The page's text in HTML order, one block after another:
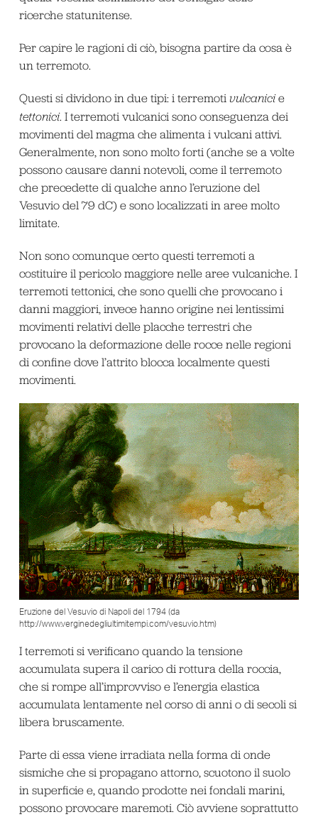
ricerche statunitense.
Per capire le ragioni di ciò, bisogna partire da cosa è
un terremoto.
Questi si dividono in due tipi: i terremoti vulcanicie
tettonici. I terremoti vulcanici sono conseguenza dei
movimenti del magma che alimenta i vulcani attivi.
Generalmente, non sono molto forti (anche se a volte
possono causare danni notevoli, come il terremoto
che precedette di qualche anno l’eruzione del
Vesuvio del 79 dC) e sono localizzati in aree molto
limitate.
Non sono comunque certo questi terremoti a
costituire il pericolo maggiore nelle aree vulcaniche. I
terremoti tettonici, che sono quelli che provocano i
danni maggiori, invece hanno origine nei lentissimi
movimenti relativi delle placche terrestri che
provocano la deformazione delle rocce nelle regioni
di confine dove l’attrito blocca localmente questi
movimenti.
Eruzione del Vesuvio di Napoli del 1794 (da
http://www.verginedegliultimitempi.com/vesuvio.htm)
I terremoti si verificano quando la tensione
accumulata supera il carico di rottura della roccia,
che si rompe all’improvviso e l’energia elastica
accumulata lentamente nel corso di anni o di secoli si
libera bruscamente.
Parte di essa viene irradiata nella forma di onde
sismiche che si propagano attorno, scuotono il suolo
in superficie e, quando prodotte nei fondali marini,
possono provocare maremoti. Ciò avviene soprattutto